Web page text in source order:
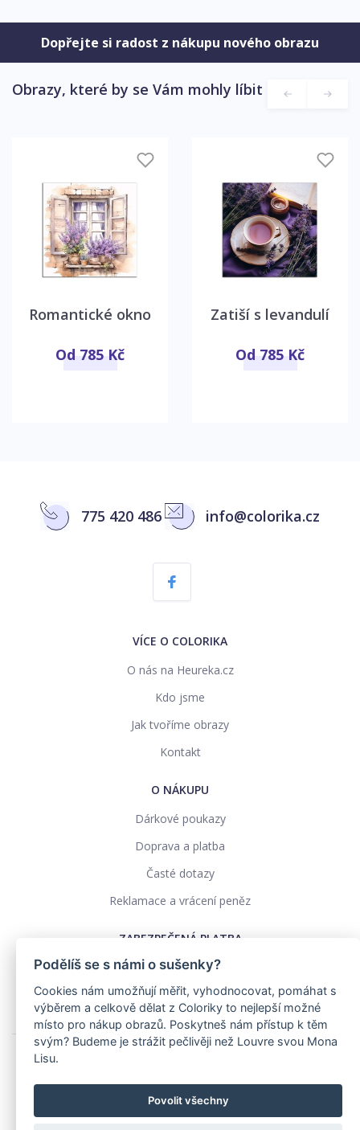
Dopřejte si radost z nákupu nového obrazu
Obrazy, které by se Vám mohly líbit
Romantické okno
Od 785 Kč
Zatiší s levandulí
Od 785 Kč
775 420 486 info@colorika.cz
VÍCE O COLORIKA
O nás na Heureka.cz
Kdo jsme
Jak tvoříme obrazy
Kontakt
O NÁKUPU
Dárkové poukazy
Doprava a platba
Časté dotazy
Reklamace a vrácení peněz
ZABEZPEČENÁ PLATBA
Obchodní podmínky
Realizace: pavelszabo.cz
Podělíš se s námi o sušenky?
Cookies nám umožňují měřit, vyhodnocovat, pomáhat s
výběrem a celkově dělat z Coloriky to nejlepší možné
místo pro nákup obrazů. Poskytneš nám přístup k těm
svým? Budeme je strážit pečlivěji než Louvre svou Mona
Lisu.
Povolit všechny